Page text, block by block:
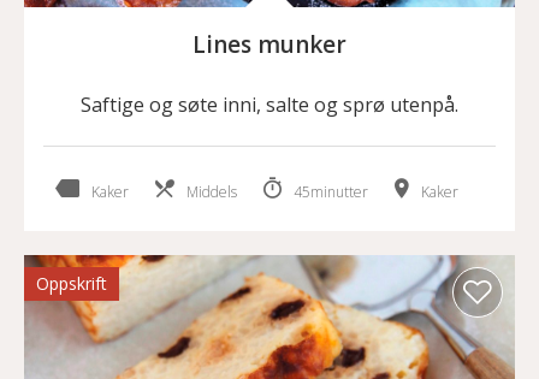
Lines munker
Saftige og søte inni, salte og sprø utenpå.
Kaker Middels 45minutter Kaker
Oppskrift